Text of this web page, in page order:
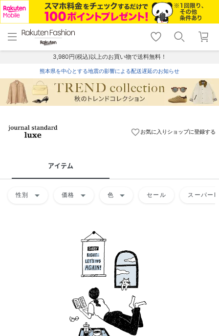
menu home
トップ
shopping_cart lock_outline
ログイン
3,980円(税込)以上のお買い物で送料無料！
熊本県を中心とする地震の影響による配送遅延のお知らせ
favorite_borderお気に入りショップに登録する
アイテム
性別 arrow_drop_down 価格 arrow_drop_down 色 arrow_drop_down セール スーパー